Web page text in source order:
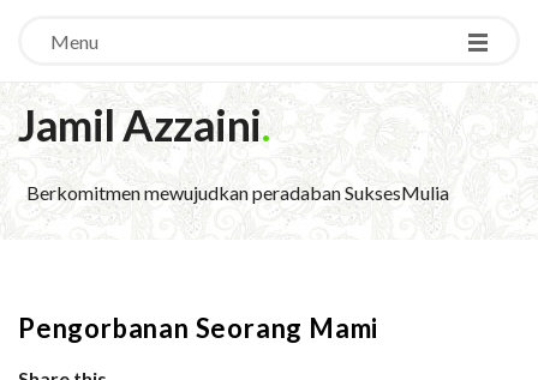
Menu
Jamil Azzaini.
Berkomitmen mewujudkan peradaban SuksesMulia
Pengorbanan Seorang Mami